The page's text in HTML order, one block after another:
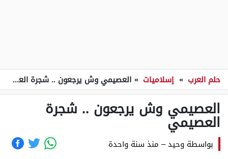
حلم العرب » إسلاميات » العصيمي وش يرجعون .. شجرة العصيمي
العصيمي وش يرجعون .. شجرة
العصيمي
بواسطة وحيد– منذ سنة واحدة